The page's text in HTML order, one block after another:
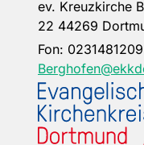
ev.
22 44269
Fon: 0231481209